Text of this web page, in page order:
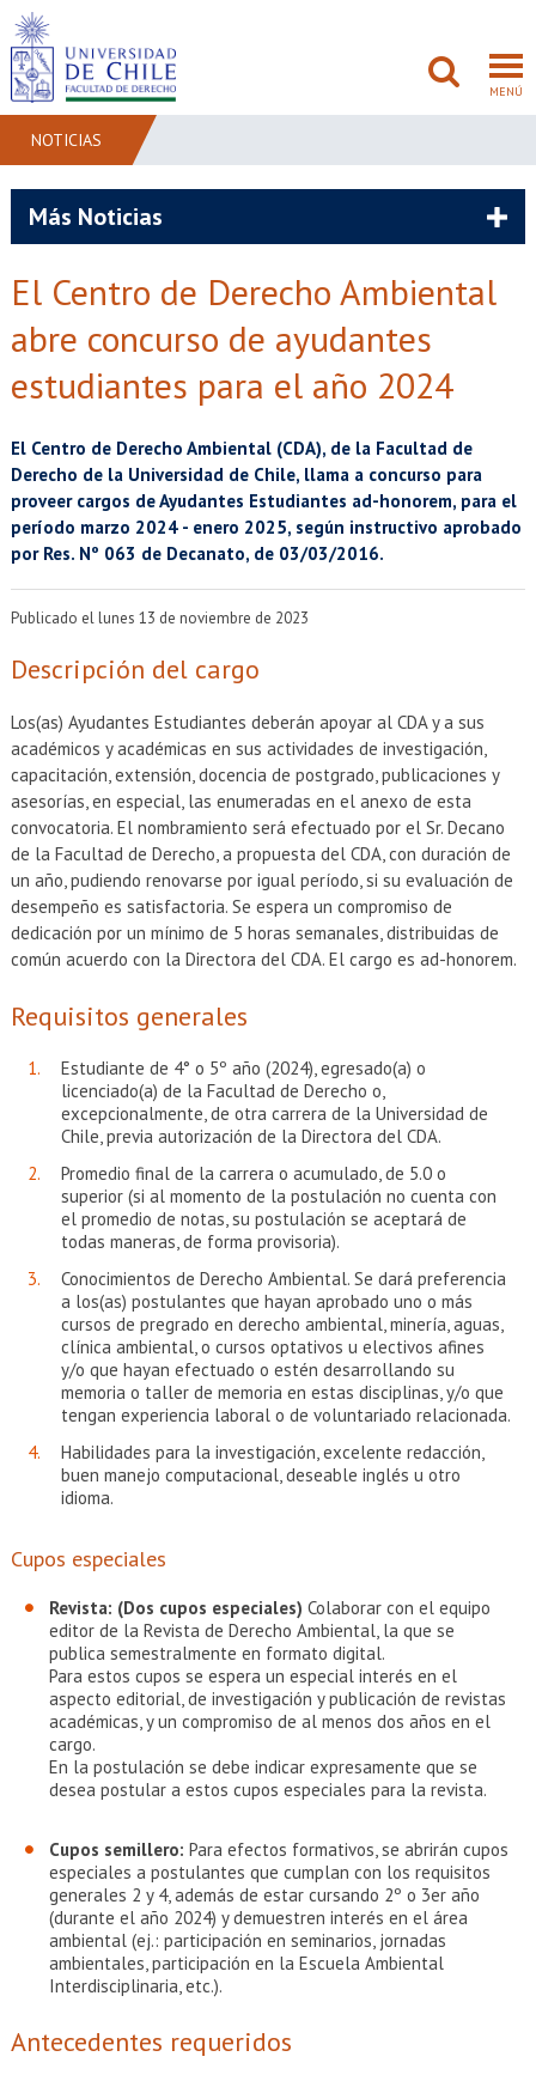
MENÚ
ADMISIÓN
BIBLIOTECAS
EXTENSIÓN
Académicos Estudiantes
NOTICIAS
Más Noticias
El Centro de Derecho Ambiental
abre concurso de ayudantes
estudiantes para el año 2024
El Centro de Derecho Ambiental (CDA), de la Facultad de
Derecho de la Universidad de Chile, llama a concurso para
proveer cargos de Ayudantes Estudiantes ad-honorem, para el
período marzo 2024 - enero 2025, según instructivo aprobado
por Res. Nº 063 de Decanato, de 03/03/2016.
Publicado el lunes 13 de noviembre de 2023
Descripción del cargo
Los(as) Ayudantes Estudiantes deberán apoyar al CDA y a sus
académicos y académicas en sus actividades de investigación,
capacitación, extensión, docencia de postgrado, publicaciones y
asesorías, en especial, las enumeradas en el anexo de esta
convocatoria. El nombramiento será efectuado por el Sr. Decano
de la Facultad de Derecho, a propuesta del CDA, con duración de
un año, pudiendo renovarse por igual período, si su evaluación de
desempeño es satisfactoria. Se espera un compromiso de
dedicación por un mínimo de 5 horas semanales, distribuidas de
común acuerdo con la Directora del CDA. El cargo es ad-honorem.
Requisitos generales
Estudiante de 4° o 5º año (2024), egresado(a) o
licenciado(a) de la Facultad de Derecho o,
excepcionalmente, de otra carrera de la Universidad de
Chile, previa autorización de la Directora del CDA.
Promedio final de la carrera o acumulado, de 5.0 o
superior (si al momento de la postulación no cuenta con
el promedio de notas, su postulación se aceptará de
todas maneras, de forma provisoria).
Conocimientos de Derecho Ambiental. Se dará preferencia
a los(as) postulantes que hayan aprobado uno o más
cursos de pregrado en derecho ambiental, minería, aguas,
clínica ambiental, o cursos optativos u electivos afines
y/o que hayan efectuado o estén desarrollando su
memoria o taller de memoria en estas disciplinas, y/o que
tengan experiencia laboral o de voluntariado relacionada.
Habilidades para la investigación, excelente redacción,
buen manejo computacional, deseable inglés u otro
idioma.
Cupos especiales
Revista: (Dos cupos especiales) Colaborar con el equipo
editor de la Revista de Derecho Ambiental, la que se
publica semestralmente en formato digital.
Para estos cupos se espera un especial interés en el
aspecto editorial, de investigación y publicación de revistas
académicas, y un compromiso de al menos dos años en el
cargo.
En la postulación se debe indicar expresamente que se
desea postular a estos cupos especiales para la revista.
Cupos semillero: Para efectos formativos, se abrirán cupos
especiales a postulantes que cumplan con los requisitos
generales 2 y 4, además de estar cursando 2º o 3er año
(durante el año 2024) y demuestren interés en el área
ambiental (ej.: participación en seminarios, jornadas
ambientales, participación en la Escuela Ambiental
Interdisciplinaria, etc.).
Antecedentes requeridos